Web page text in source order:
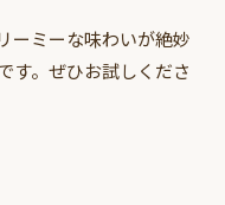
ーミーな味わいが絶妙
す。ぜひお試しくださ